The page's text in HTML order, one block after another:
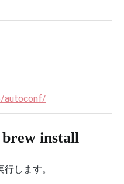
autoconf/
install
します。